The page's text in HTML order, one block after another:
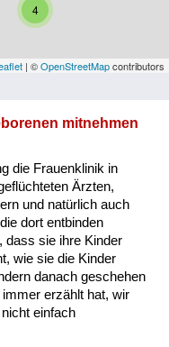
Kinder
4
| ©OpenStreetMapcontributors
mitnehmen
die Frauenklinik in
Ärzten,
und natürlich auch
dort entbinden
dass sie ihre Kinder
wie sie die Kinder
danach geschehen
erzählt hat, wir
einfach